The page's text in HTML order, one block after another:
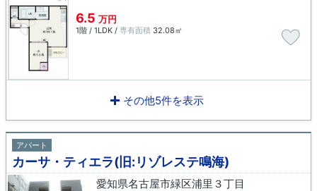
6.5 万円
1階 / 1LDK / 専有面積 32.08㎡
その他5件を表示
アパート
カーサ・ティエラ(旧:リゾレステ鳴海)
愛知県名古屋市緑区浦里３丁目